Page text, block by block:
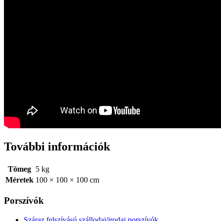
További információk
Tömeg 5 kg
Méretek 100 × 100 × 100 cm
Porszívók